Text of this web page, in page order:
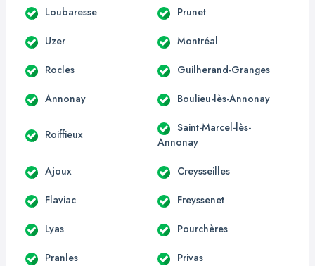
Loubaresse Prunet
Uzer Montréal
Rocles Guilherand-Granges
Annonay Boulieu-lès-Annonay
Roiffieux
Saint-Marcel-lès-
Annonay
Ajoux Creysseilles
Flaviac Freyssenet
Lyas Pourchères
Pranles Privas